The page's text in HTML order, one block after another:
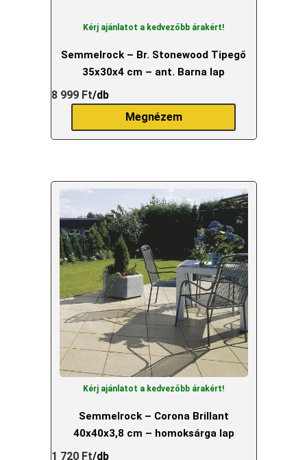
Kérj ajánlatot a kedvezőbb árakért!
Semmelrock – Br. Stonewood Tipegő
35x30x4 cm – ant. Barna lap
8 999 Ft/db
Megnézem
Kérj ajánlatot a kedvezőbb árakért!
Semmelrock – Corona Brillant
40x40x3,8 cm – homoksárga lap
1 720 Ft/db